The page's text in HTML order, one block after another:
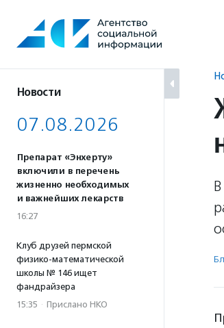
содержанию
Новости
07.08.2026
Препарат «Энхерту»
включили в перечень
жизненно необходимых
и важнейших лекарств
16:27
Клуб друзей пермской
физико-математической
школы № 146 ищет
фандрайзера
15:35 · Прислано НКО